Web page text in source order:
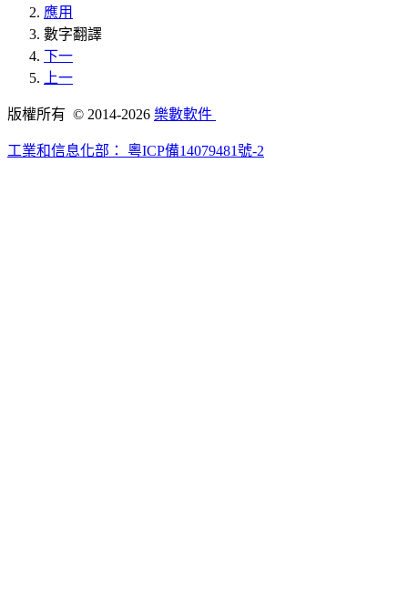
應用
數字翻譯
下一
上一
版權所有 © 2014-2026 樂數軟件
工業和信息化部： 粵ICP備14079481號-2